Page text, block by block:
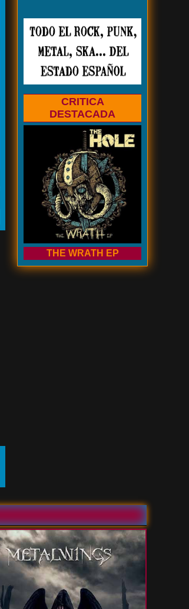
CRITICA
DESTACADA
THE WRATH EP